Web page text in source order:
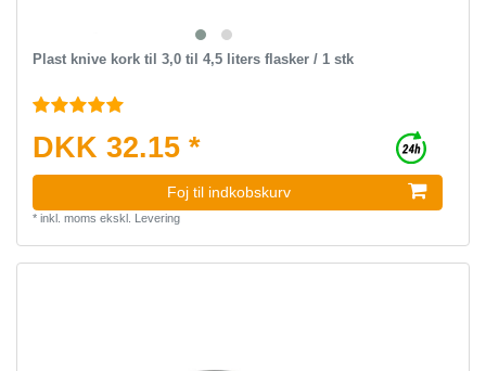
Plast knive kork til 3,0 til 4,5 liters flasker / 1 stk
DKK 32.15 *
Foj til indkobskurv
* inkl. moms ekskl. Levering